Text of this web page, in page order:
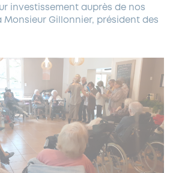
investissement auprès de nos
Monsieur Gillonnier, président des